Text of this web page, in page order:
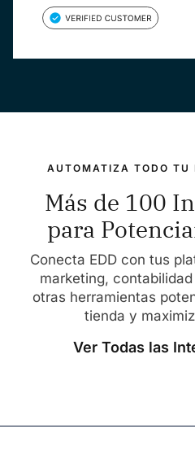
AUTOMATIZA TODO TU
Más de 100
para
Conecta EDD con tus
marketing,
otras herramientas
tienda y
Ver Todas las